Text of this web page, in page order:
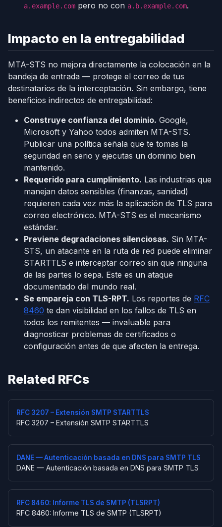
a.example.com pero no con a.b.example.com.
Impacto en la entregabilidad
MTA-STS no mejora directamente la colocación en la
bandeja de entrada — protege el correo de tus
destinatarios de la interceptación. Sin embargo, tiene
beneficios indirectos de entregabilidad:
Construye confianza del dominio. Google,
Microsoft y Yahoo todos admiten MTA-STS.
Publicar una política señala que te tomas la
seguridad en serio y ejecutas un dominio bien
mantenido.
Requerido para cumplimiento. Las industrias que
manejan datos sensibles (finanzas, sanidad)
requieren cada vez más la aplicación de TLS para
correo electrónico. MTA-STS es el mecanismo
estándar.
Previene degradaciones silenciosas. Sin MTA-
STS, un atacante en la ruta de red puede eliminar
STARTTLS e interceptar correo sin que ninguna
de las partes lo sepa. Este es un ataque
documentado del mundo real.
Se empareja con TLS-RPT. Los reportes de RFC
8460 te dan visibilidad en los fallos de TLS en
todos los remitentes — invaluable para
diagnosticar problemas de certificados o
configuración antes de que afecten la entrega.
Related RFCs
RFC 3207 – Extensión SMTP STARTTLS
RFC 3207 – Extensión SMTP STARTTLS
DANE — Autenticación basada en DNS para SMTP TLS
DANE — Autenticación basada en DNS para SMTP TLS
RFC 8460: Informe TLS de SMTP (TLSRPT)
RFC 8460: Informe TLS de SMTP (TLSRPT)